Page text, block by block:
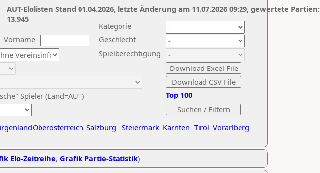
Vorname
Kategorie
Geschlecht
Spieler (Land=AUT)
Spielberechtigung
Oberösterreich Salzburg Steiermark Kärnten Tirol Vorarlberg
Top 100
AUT-Elolisten Stand 01.04.2026, letzte Änderung am 11.07.2026 09:29, gewertete Partien:
13.945
Elo-Zeitreihe, Grafik Partie-Statistik)